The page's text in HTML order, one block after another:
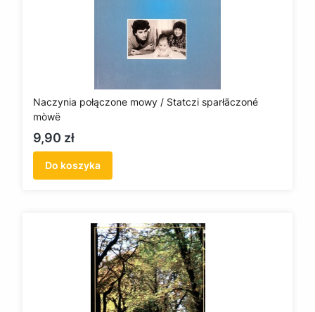
Naczynia połączone mowy / Statczi sparłãczoné
mòwë
Cena
9,90 zł
Do koszyka